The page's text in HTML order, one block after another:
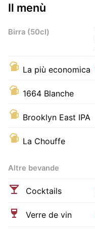
Il menù
Birra (50cl)
La più economica
1664 Blanche
Brooklyn East IPA
La Chouffe
Altre bevande
Cocktails
Verre de vin